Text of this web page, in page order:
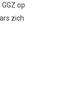
op
zich